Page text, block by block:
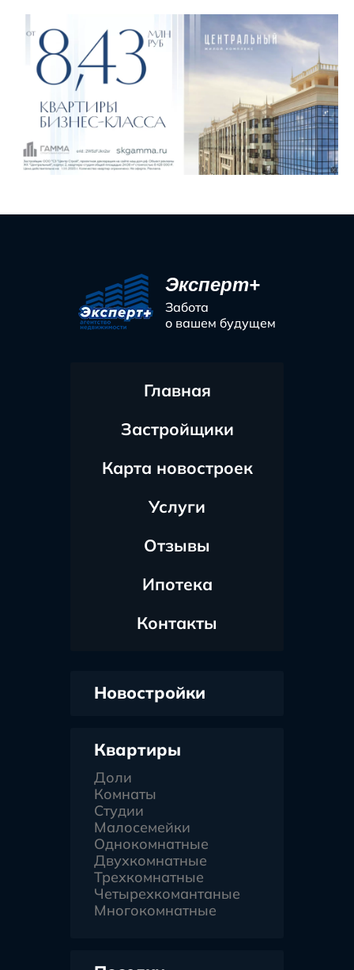
Эксперт+
Забота
о вашем будущем
Главная
Застройщики
Карта новостроек
Услуги
Отзывы
Ипотека
Контакты
Новостройки
Квартиры
Доли
Комнаты
Студии
Малосемейки
Однокомнатные
Двухкомнатные
Трехкомнатные
Четырехкомантаные
Многокомнатные